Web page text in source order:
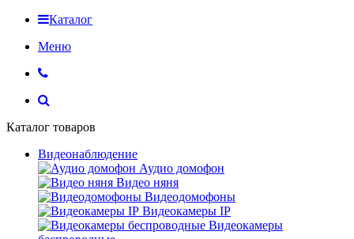
Каталог
Меню
Каталог товаров
Видеонаблюдение
Аудио домофон
Видео няня
Видеодомофоны
Видеокамеры IP
Видеокамеры